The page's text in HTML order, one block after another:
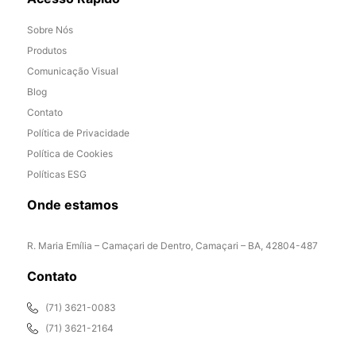
Sobre Nós
Produtos
Comunicação Visual
Blog
Contato
Política de Privacidade
Política de Cookies
Políticas ESG
Onde estamos
R. Maria Emília – Camaçari de Dentro, Camaçari – BA, 42804-487
Contato
(71) 3621-0083
(71) 3621-2164